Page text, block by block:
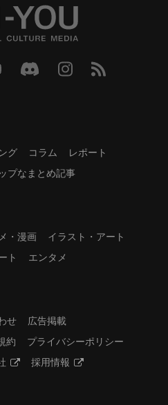
グ コラム
レポート
プなまとめ記事
・漫画
イラスト・アート
ト エンタメ
せ
広告掲載
約
プライバシーポリシー
採用情報